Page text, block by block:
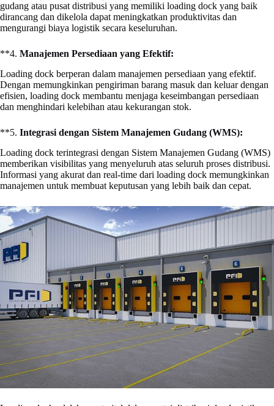
gudang atau pusat distribusi yang memiliki loading dock yang baik
dirancang dan dikelola dapat meningkatkan produktivitas dan
mengurangi biaya logistik secara keseluruhan.
**4. Manajemen Persediaan yang Efektif:
Loading dock berperan dalam manajemen persediaan yang efektif.
Dengan memungkinkan pengiriman barang masuk dan keluar dengan
efisien, loading dock membantu menjaga keseimbangan persediaan
dan menghindari kelebihan atau kekurangan stok.
**5. Integrasi dengan Sistem Manajemen Gudang (WMS):
Loading dock terintegrasi dengan Sistem Manajemen Gudang (WMS)
memberikan visibilitas yang menyeluruh atas seluruh proses distribusi.
Informasi yang akurat dan real-time dari loading dock memungkinkan
manajemen untuk membuat keputusan yang lebih baik dan cepat.